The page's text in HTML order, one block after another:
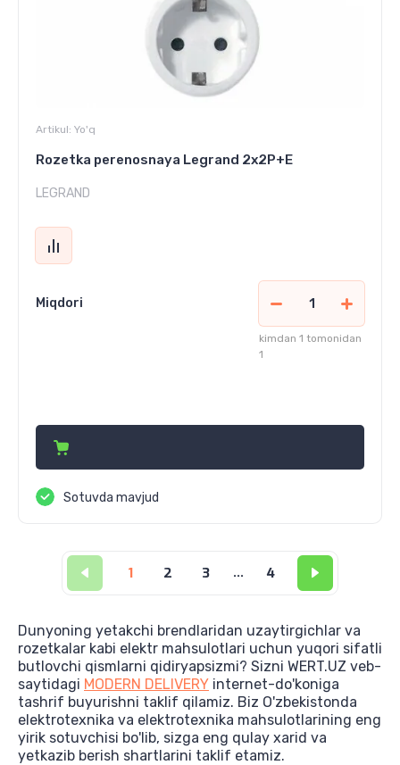
Artikul: Yo'q
Rozetka perenosnaya Legrand 2x2P+E
LEGRAND
Miqdori
kimdan 1 tomonidan
1
Sotuvda mavjud
1 2 3 ... 4
Dunyoning yetakchi brendlaridan uzaytirgichlar va
rozetkalar kabi elektr mahsulotlari uchun yuqori sifatli
butlovchi qismlarni qidiryapsizmi? Sizni WERT.UZ veb-
saytidagi MODERN DELIVERY internet-do'koniga
tashrif buyurishni taklif qilamiz. Biz O'zbekistonda
elektrotexnika va elektrotexnika mahsulotlarining eng
yirik sotuvchisi bo'lib, sizga eng qulay xarid va
yetkazib berish shartlarini taklif etamiz.